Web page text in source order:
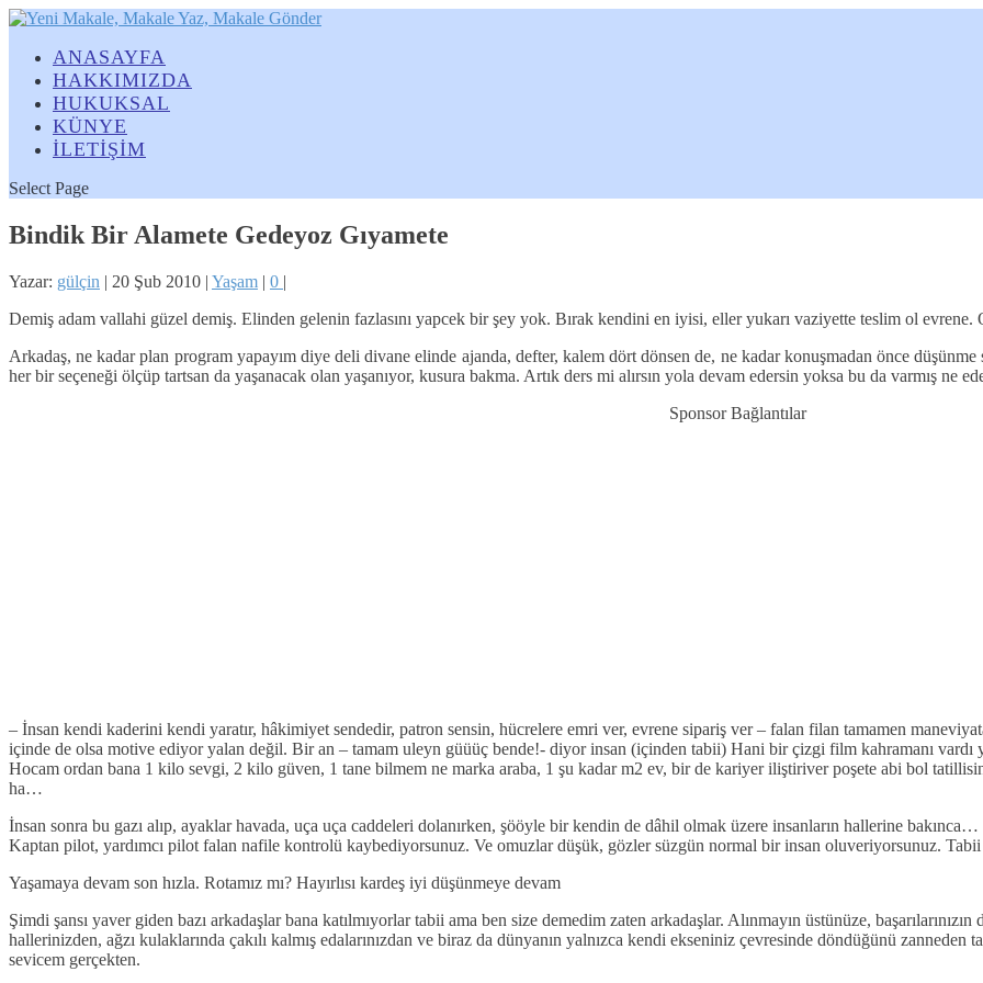
ANASAYFA
HAKKIMIZDA
HUKUKSAL
KÜNYE
İLETİŞİM
Select Page
Bindik Bir Alamete Gedeyoz Gıyamete
Yazar: gülçin | 20 Şub 2010 | Yaşam | 0 |
Demiş adam vallahi güzel demiş. Elinden gelenin fazlasını yapcek bir şey yok. Bırak kendini en iyisi, eller yukarı vaziyette teslim ol
Arkadaş, ne kadar plan program yapayım diye deli divane elinde ajanda, defter, kalem dört dönsen de, ne kadar konuşmadan önce
her bir seçeneği ölçüp tartsan da yaşanacak olan yaşanıyor, kusura bakma. Artık ders mi alırsın yola devam edersin yoksa bu da varmış ne
Sponsor Bağlantılar
– İnsan kendi kaderini kendi yaratır, hâkimiyet sendedir, patron sensin, hücrelere emri ver, evrene sipariş ver – falan filan tamamen
içinde de olsa motive ediyor yalan değil. Bir an – tamam uleyn güüüç bende!- diyor insan (içinden tabii) Hani bir çizgi film kahramanı
Hocam ordan bana 1 kilo sevgi, 2 kilo güven, 1 tane bilmem ne marka araba, 1 şu kadar m2 ev, bir de kariyer iliştiriver poşete abi bol
ha…
İnsan sonra bu gazı alıp, ayaklar havada, uça uça caddeleri dolanırken, şööyle bir kendin de dâhil olmak üzere insanların hallerine
Kaptan pilot, yardımcı pilot falan nafile kontrolü kaybediyorsunuz. Ve omuzlar düşük, gözler süzgün normal bir insan oluveriyorsunuz. Tabii
Yaşamaya devam son hızla. Rotamız mı? Hayırlısı kardeş iyi düşünmeye devam
Şimdi şansı yaver giden bazı arkadaşlar bana katılmıyorlar tabii ama ben size demedim zaten arkadaşlar. Alınmayın üstünüze,
hallerinizden, ağzı kulaklarında çakılı kalmış edalarınızdan ve biraz da dünyanın yalnızca kendi ekseniniz çevresinde döndüğünü zanneden
sevicem gerçekten.